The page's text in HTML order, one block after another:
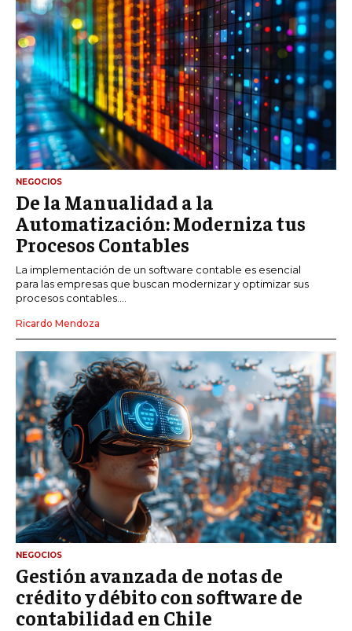
NEGOCIOS
De la Manualidad a la
Automatización: Moderniza tus
Procesos Contables
La implementación de un software contable es esencial
para las empresas que buscan modernizar y optimizar sus
procesos contables....
Ricardo Mendoza
NEGOCIOS
Gestión avanzada de notas de
crédito y débito con software de
contabilidad en Chile